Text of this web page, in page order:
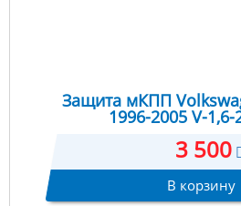
Защита мКПП
1996-2005 V-1,6-
3 500
В корзину